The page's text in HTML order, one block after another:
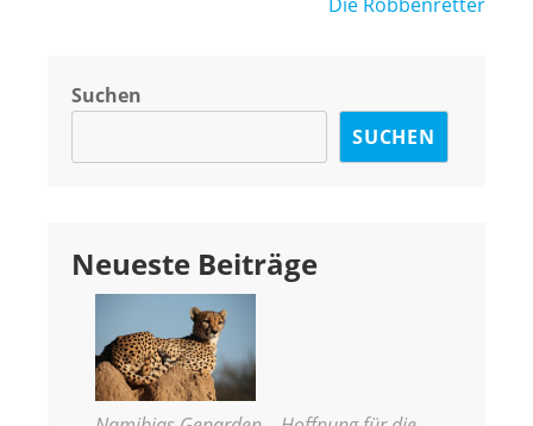
Suchen
SUCHEN
Neueste Beiträge